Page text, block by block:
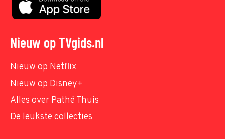
Nieuw op TVgids.nl
Nieuw op Netflix
Nieuw op Disney+
Alles over Pathé Thuis
De leukste collecties